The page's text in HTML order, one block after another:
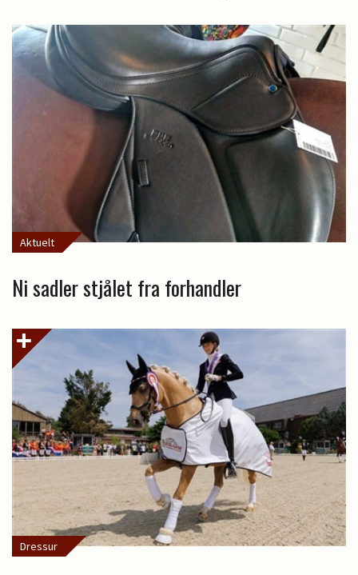
Aktuelt
Ni sadler stjålet fra forhandler
Dressur